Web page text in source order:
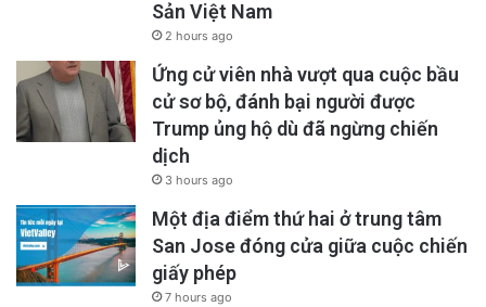
Sản Việt Nam
2 hours ago
Ứng cử viên nhà vượt qua cuộc bầu
cử sơ bộ, đánh bại người được
Trump ủng hộ dù đã ngừng chiến
dịch
3 hours ago
Một địa điểm thứ hai ở trung tâm
San Jose đóng cửa giữa cuộc chiến
giấy phép
7 hours ago